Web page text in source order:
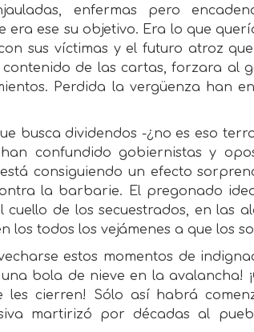
enfermas pero
era ese su objetivo. Era lo que
sus víctimas y el futuro atroz
de las cartas, forzara al
Perdida la vergüenza han
busca dividendos -¿no es eso
confundido gobiernistas y
consiguiendo un efecto
la barbarie. El pregonado
cuello de los secuestrados, en las
los todos los vejámenes a que los
estos momentos de
bola de nieve en la avalancha!
les cierren! Sólo así habrá
martirizó por décadas al